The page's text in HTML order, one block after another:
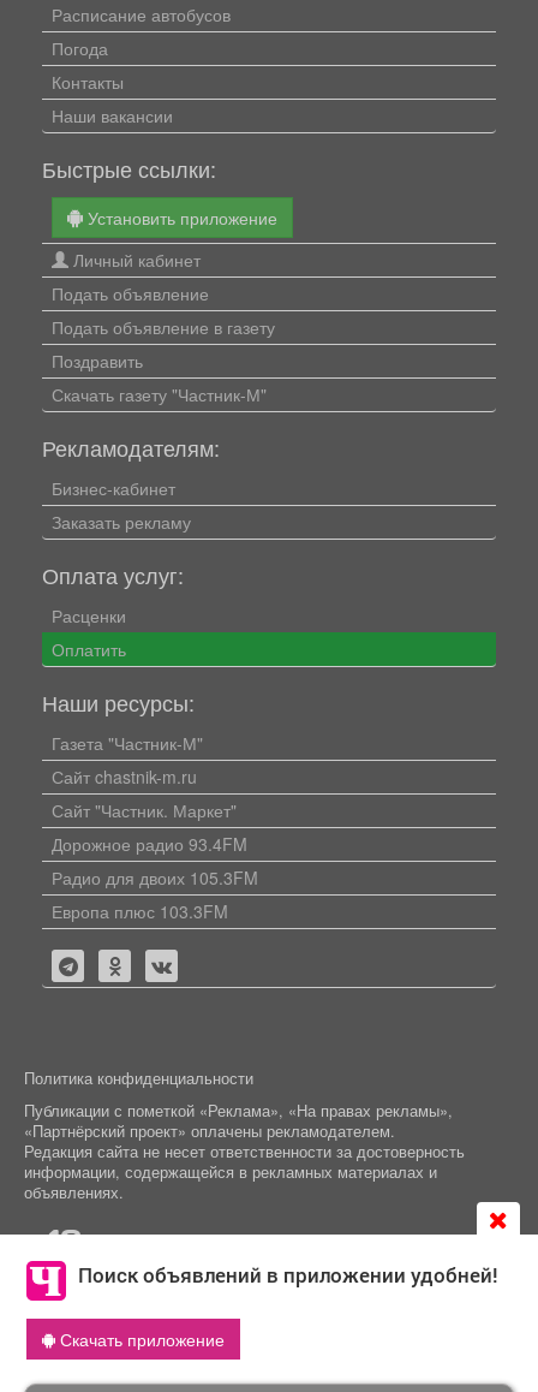
Поиск объявлений в приложении удобней!
Скачать приложение
Продолжая использовать сайт
согласие на обработку файлов cookie, которые
обеспечивают корректную работу сайта и сбора
Расписание автобусов
Погода
Контакты
Наши вакансии
Быстрые ссылки:
Установить приложение
Личный кабинет
Подать объявление
Подать объявление в газету
Поздравить
Скачать газету "Частник-М"
Рекламодателям:
Бизнес-кабинет
Заказать рекламу
Оплата услуг:
Расценки
Оплатить
Наши ресурсы:
Газета "Частник-М"
Сайт chastnik-m.ru
Сайт "Частник. Маркет"
Дорожное радио 93.4FM
Радио для двоих 105.3FM
Европа плюс 103.3FM
Политика конфиденциальности
Публикации с пометкой «Реклама», «На правах рекламы»,
«Партнёрский проект» оплачены рекламодателем.
Редакция сайта не несет ответственности за достоверность
информации, содержащейся в рекламных материалах и
объявлениях.
+16 © 2006-2026ООО "Частник-М"